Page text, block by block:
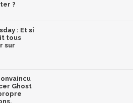
?
: Et si
tous
sur
Ghost